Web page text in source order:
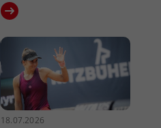
18.07.2026